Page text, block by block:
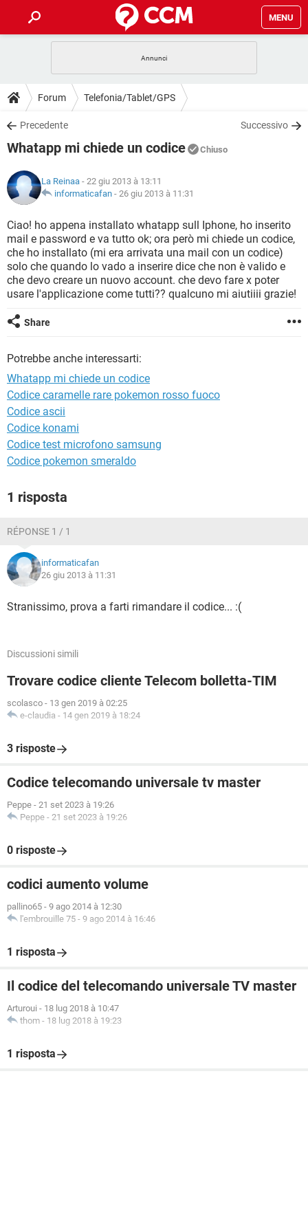
MENU
INTRATTENIMENTO ANDROID
iOS
INSTAGRAM WHATSAPP
TIKTOK
HARDWARE
GUIDE
COVID-19 GAMING
INSTAGRAM
TIKTOK
HARDWARE
DOWNLOAD
COVID-19 GAMING
INTRATTENIMENTO
iOS WINDOWS 10
INSTAGRAM WHATSAPP
TIKTOK FACEBOOK
HARDWARE
COVID-19
INTRATTENIMENTO
iOS WINDOWS 10
INSTAGRAM WHATSAPP
TIKTOK FACEBOOK
HARDWARE
GLOSSARIO
COVID-19 GAMING
INTRATTENIMENTO ANDROID
iOS WINDOWS 10
INSTAGRAM WHATSAPP
TIKTOK
Forum Telefonia/Tablet/GPS
Precedente Successivo
Whatapp mi chiede un codice Chiuso
La Reinaa - 22 giu 2013 à 13:11
informaticafan - 26 giu 2013 à 11:31
Ciao! ho appena installato whatapp sull Iphone, ho inserito
mail e password e va tutto ok; ora però mi chiede un codice,
che ho installato (mi era arrivata una mail con un codice)
solo che quando lo vado a inserire dice che non è valido e
che devo creare un nuovo account. che devo fare x poter
usare l'applicazione come tutti?? qualcuno mi aiutiiii grazie!
Share
Potrebbe anche interessarti:
Whatapp mi chiede un codice
Codice caramelle rare pokemon rosso fuoco
Codice ascii
Codice konami
Codice test microfono samsung
Codice pokemon smeraldo
1 risposta
RÉPONSE 1 / 1
informaticafan
26 giu 2013 à 11:31
Stranissimo, prova a farti rimandare il codice... :(
Discussioni simili
Trovare codice cliente Telecom bolletta-TIM
scolasco - 13 gen 2019 à 02:25
e-claudia - 14 gen 2019 à 18:24
3 risposte
Codice telecomando universale tv master
Peppe - 21 set 2023 à 19:26
Peppe - 21 set 2023 à 19:26
0 risposte
codici aumento volume
pallino65 - 9 ago 2014 à 12:30
l'embrouille 75 - 9 ago 2014 à 16:46
1 risposta
Il codice del telecomando universale TV master
Arturoui - 18 lug 2018 à 10:47
thom - 18 lug 2018 à 19:23
1 risposta